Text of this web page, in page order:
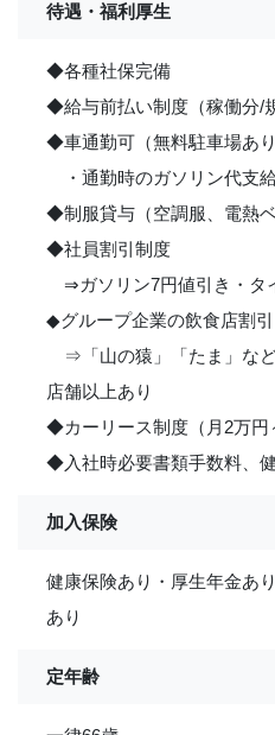
待遇・福利厚生
◆各種社保完備
◆給与前払い制度（稼働分/
◆車通勤可（無料駐車場あり
・通勤時のガソリン代支
◆制服貸与（空調服、電熱
◆社員割引制度
⇒ガソリン7円値引き・タ
◆グループ企業の飲食店割引
⇒「山の猿」「たま」な
店舗以上あり
◆カーリース制度（月2万円
◆入社時必要書類手数料、
加入保険
健康保険あり・厚生年金あ
あり
定年齢